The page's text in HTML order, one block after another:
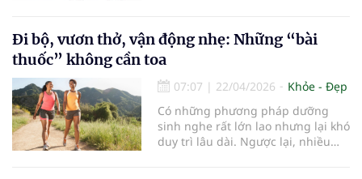
quan trọng, ảnh hưởng trực tiếp
đến dinh dưỡng, giao tiếp và chất
lượng cuộc sống.
Đi bộ, vươn thở, vận động nhẹ: Những “bài
thuốc” không cần toa
07:07 | 22/04/2026
Khỏe - Đẹp
Có những phương pháp dưỡng
sinh nghe rất lớn lao nhưng lại khó
duy trì lâu dài. Ngược lại, nhiều